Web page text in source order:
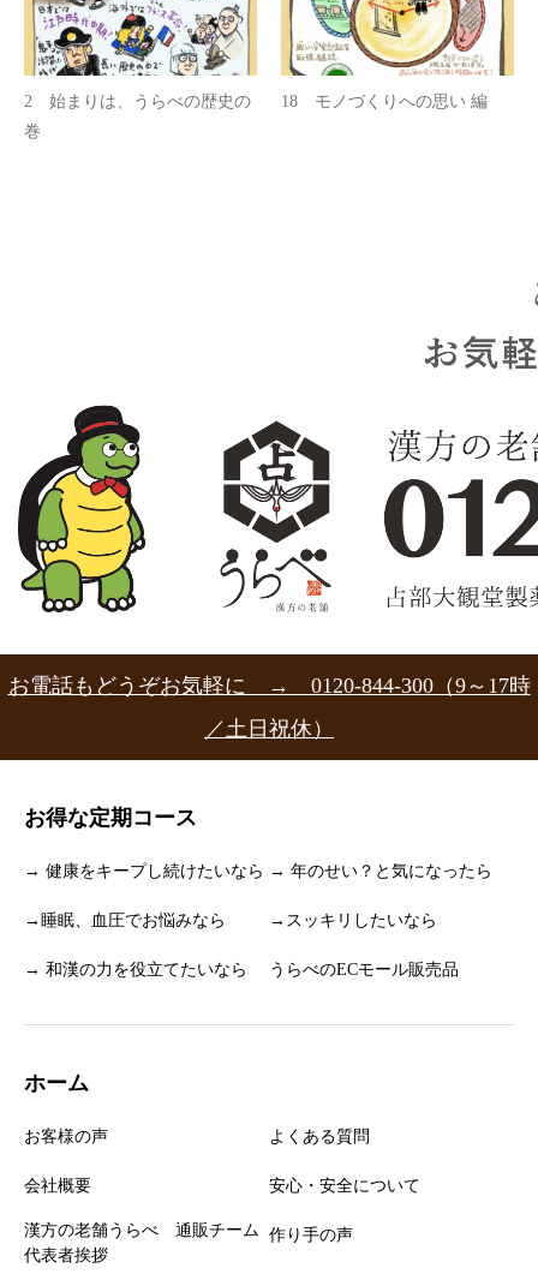
2 始まりは、うらべの歴史の
巻
18 モノづくりへの思い 編
お電話もどうぞお気軽に → 0120-844-300（9～17時
／土日祝休）
お得な定期コース
→ 健康をキープし続けたいなら → 年のせい？と気になったら
→睡眠、血圧でお悩みなら →スッキリしたいなら
→ 和漢の力を役立てたいなら うらべのECモール販売品
ホーム
お客様の声 よくある質問
会社概要 安心・安全について
漢方の老舗うらべ 通販チーム
代表者挨拶
作り手の声